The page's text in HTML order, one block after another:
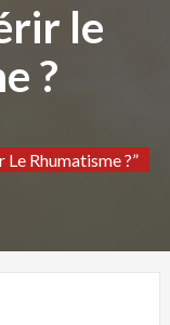
le
?
Rhumatisme ?”